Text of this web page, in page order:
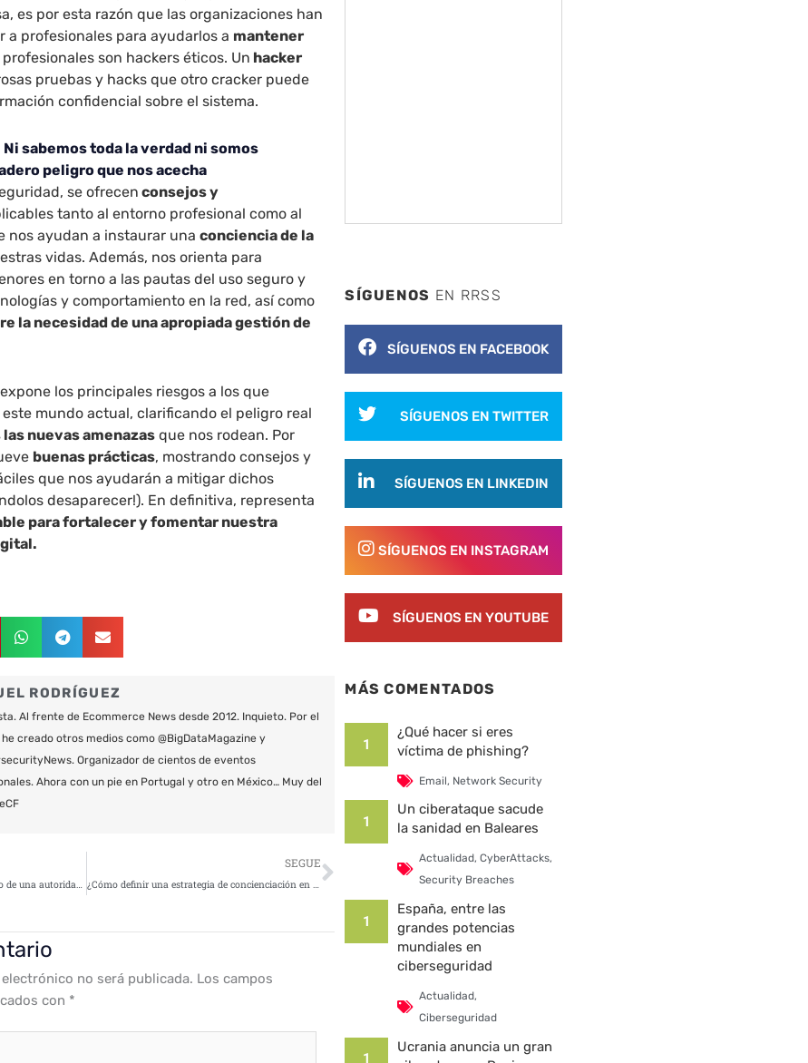
es por esta razón que las organizaciones han
a profesionales para ayudarlos a mantener
profesionales son hackers éticos. Un hacker
pruebas y hacks que otro cracker puede
confidencial sobre el sistema.
sabemos toda la verdad ni somos
peligro que nos acecha
se ofrecen consejos y
tanto al entorno profesional como al
nos ayudan a instaurar unaconciencia de la
vidas. Además, nos orienta para
en torno a las pautas del uso seguro y
y comportamiento en la red, así como
la necesidad de una apropiada gestión de
los principales riesgos a los que
mundo actual, clarificando el peligro real
nuevas amenazas que nos rodean. Por
buenas prácticas, mostrando consejos y
que nos ayudarán a mitigar dichos
desaparecer!). En definitiva, representa
para fortalecer y fomentar nuestra
RODRÍGUEZ
Al frente de Ecommerce News desde 2012. Inquieto. Por el
creado otros medios como @BigDataMagazine y
Organizador de cientos de eventos
Ahora con un pie en Portugal y otro en México… Muy del
Ataques a la cadena de suministro de una autoridad certificadora en la operación SignSight
SEGUE
¿Cómo definir una estrategia de concienciación en ciberseguridad?
Siguiente
no será publicada. Los campos
con *
SÍGUENOS EN RRSS
SÍGUENOS EN FACEBOOK
SÍGUENOS EN TWITTER
SÍGUENOS EN LINKEDIN
SÍGUENOS EN INSTAGRAM
SÍGUENOS EN YOUTUBE
MÁS COMENTADOS
1
¿Qué hacer si eres
víctima de phishing?
Email, Network Security
1
Un ciberataque sacude
la sanidad en Baleares
Actualidad, CyberAttacks,
Security Breaches
1
España, entre las
grandes potencias
mundiales en
ciberseguridad
Actualidad,
Ciberseguridad
1
Ucrania anuncia un gran